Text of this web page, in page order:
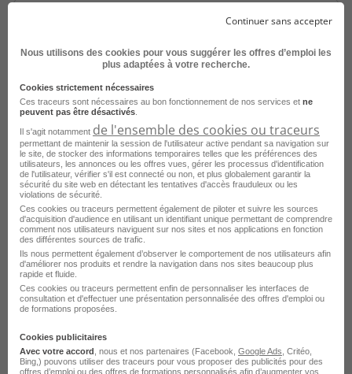
Conducteur de Car H/F
Chambéry - 73
Intérim
LIP Transport
Publié le 31 juillet 2026
Je postule
Continuer sans accepter
Nous utilisons des cookies pour vous suggérer les offres d’emploi les
plus adaptées à votre recherche.
Cookies strictement nécessaires
Ces traceurs sont nécessaires au bon fonctionnement de nos services et ne
peuvent pas être désactivés
Il s'agit notamment de l'ensemble des cookies ou traceurs
permettant de maintenir la session de l'utilisateur active pendant sa navigation sur
le site, de stocker des informations temporaires telles que les préférences des
utilisateurs, les annonces ou les offres vues, gérer les processus d'identification
de l'utilisateur, vérifier s'il est connecté ou non, et plus globalement garantir la
sécurité du site web en détectant les tentatives d'accès frauduleux ou les
violations de sécurité.
Ces cookies ou traceurs permettent également de piloter et suivre les sources
d'acquisition d'audience en utilisant un identifiant unique permettant de comprendre
comment nos utilisateurs naviguent sur nos sites et nos applications en fonction
des différentes sources de trafic.
Ils nous permettent également d’observer le comportement de nos utilisateurs afin
d'améliorer nos produits et rendre la navigation dans nos sites beaucoup plus
rapide et fluide.
Ces cookies ou traceurs permettent enfin de personnaliser les interfaces de
consultation et d'effectuer une présentation personnalisée des offres d'emploi ou
de formations proposées.
Cookies publicitaires
Avec votre accord , nous et nos partenaires (Facebook, Google Ads , Critéo,
Bing,) pouvons utiliser des traceurs pour vous proposer des publicités pour des
offres d’emploi ou des offres de formations personnalisés afin d’augmenter vos